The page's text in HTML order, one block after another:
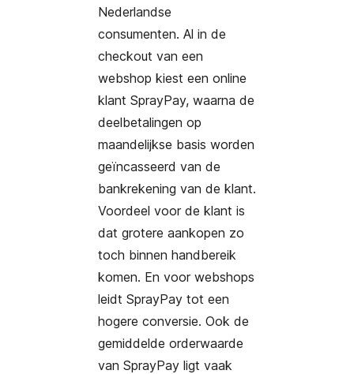
Nederlandse
consumenten. Al in de
checkout van een
webshop kiest een online
klant SprayPay, waarna de
deelbetalingen op
maandelijkse basis worden
geïncasseerd van de
bankrekening van de klant.
Voordeel voor de klant is
dat grotere aankopen zo
toch binnen handbereik
komen. En voor webshops
leidt SprayPay tot een
hogere conversie. Ook de
gemiddelde orderwaarde
van SprayPay ligt vaak